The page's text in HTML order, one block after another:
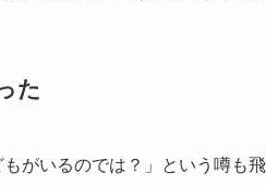
た
がいるのでは？」という噂も飛